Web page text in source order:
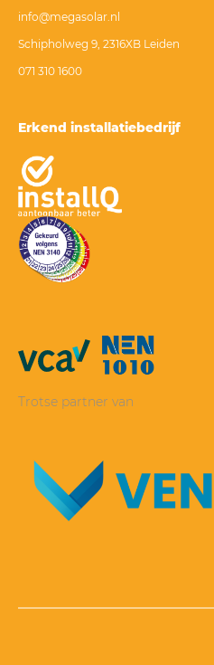
info@megasolar.nl
Schipholweg 9, 2316XB Leiden
071 310 1600
Erkend installatiebedrijf
Trotse partner van